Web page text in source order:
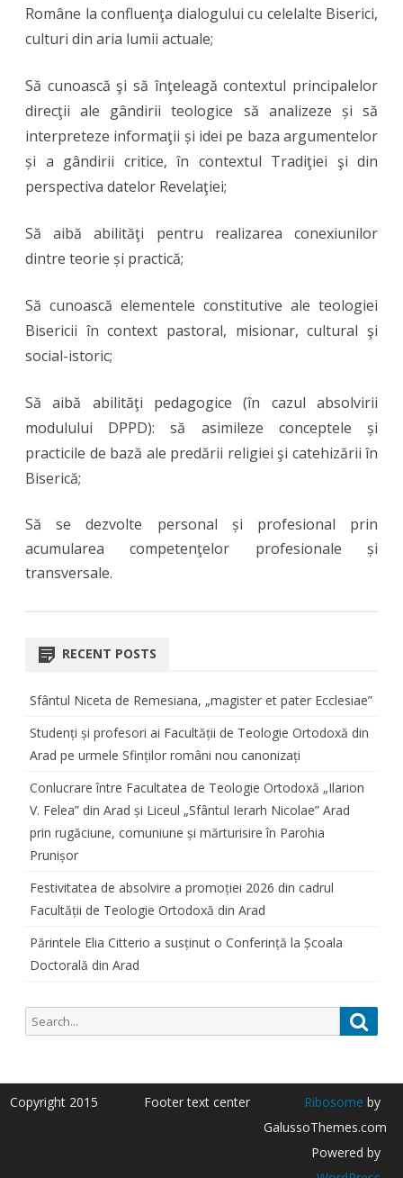
Române la confluenţa dialogului cu celelalte Biserici,
culturi din aria lumii actuale;
Să cunoască şi să înţeleagă contextul principalelor
direcţii ale gândirii teologice să analizeze și să
interpreteze informaţii și idei pe baza argumentelor
și a gândirii critice, în contextul Tradiţiei şi din
perspectiva datelor Revelaţiei;
Să aibă abilităţi pentru realizarea conexiunilor
dintre teorie și practică;
Să cunoască elementele constitutive ale teologiei
Bisericii în context pastoral, misionar, cultural şi
social-istoric;
Să aibă abilităţi pedagogice (în cazul absolvirii
modulului DPPD): să asimileze conceptele și
practicile de bază ale predării religiei şi catehizării în
Biserică;
Să se dezvolte personal și profesional prin
acumularea competenţelor profesionale și
transversale.
RECENT POSTS
Sfântul Niceta de Remesiana, „magister et pater Ecclesiae”
Studenți și profesori ai Facultății de Teologie Ortodoxă din
Arad pe urmele Sfinților români nou canonizați
Conlucrare între Facultatea de Teologie Ortodoxă „Ilarion
V. Felea” din Arad și Liceul „Sfântul Ierarh Nicolae” Arad
prin rugăciune, comuniune și mărturisire în Parohia
Prunișor
Festivitatea de absolvire a promoției 2026 din cadrul
Facultății de Teologie Ortodoxă din Arad
Părintele Elia Citterio a susținut o Conferință la Școala
Doctorală din Arad
Search
for:
Copyright 2015 Footer text center Ribosome by
GalussoThemes.com
Powered by